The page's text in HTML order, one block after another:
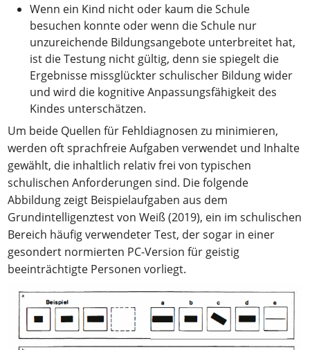
Wenn ein Kind nicht oder kaum die Schule
besuchen konnte oder wenn die Schule nur
unzureichende Bildungsangebote unterbreitet hat,
ist die Testung nicht gültig, denn sie spiegelt die
Ergebnisse missglückter schulischer Bildung wider
und wird die kognitive Anpassungsfähigkeit des
Kindes unterschätzen.
Um beide Quellen für Fehldiagnosen zu minimieren,
werden oft sprachfreie Aufgaben verwendet und Inhalte
gewählt, die inhaltlich relativ frei von typischen
schulischen Anforderungen sind. Die folgende
Abbildung zeigt Beispielaufgaben aus dem
Grundintelligenztest von Weiß (2019), ein im schulischen
Bereich häufig verwendeter Test, der sogar in einer
gesondert normierten PC-Version für geistig
beeinträchtigte Personen vorliegt.